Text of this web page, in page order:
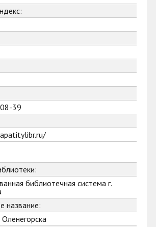
39
библиотечная система г.
название: